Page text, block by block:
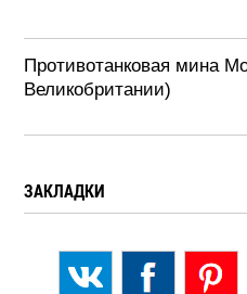
Противотанковая мина
Великобритании)
ЗАКЛАДКИ